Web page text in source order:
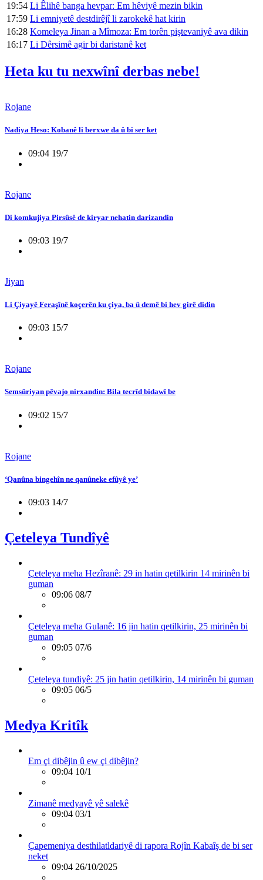
19:54 Li Êlihê banga hevpar: Em hêviyê mezin bikin
17:59 Li emniyetê destdirêjî li zarokekê hat kirin
16:28 Komeleya Jinan a Mîmoza: Em torên piştevaniyê ava dikin
16:17 Li Dêrsimê agir bi daristanê ket
Heta ku tu nexwînî derbas nebe!
Rojane
Nadiya Heso: Kobanê li berxwe da û bi ser ket
09:04 19/7
Rojane
Di komkujiya Pirsûsê de kiryar nehatin darizandin
09:03 19/7
Jiyan
Li Çiyayê Feraşînê koçerên ku çiya, ba û demê bi hev girê didin
09:03 15/7
Rojane
Semsûriyan pêvajo nirxandin: Bila tecrîd bidawî be
09:02 15/7
Rojane
‘Qanûna bingehîn ne qanûneke efûyê ye’
09:03 14/7
Çeteleya Tundîyê
Çeteleya meha Hezîranê: 29 in hatin qetilkirin 14 mirinên bi
guman
09:06 08/7
Çeteleya meha Gulanê: 16 jin hatin qetilkirin, 25 mirinên bi
guman
09:05 07/6
Çeteleya tundiyê: 25 jin hatin qetilkirin, 14 mirinên bi guman
09:05 06/5
Medya Kritîk
Em çi dibêjin û ew çi dibêjin?
09:04 10/1
Zimanê medyayê yê salekê
09:04 03/1
Çapemeniya desthilatldariyê di rapora Rojîn Kabaîş de bi ser
neket
09:04 26/10/2025